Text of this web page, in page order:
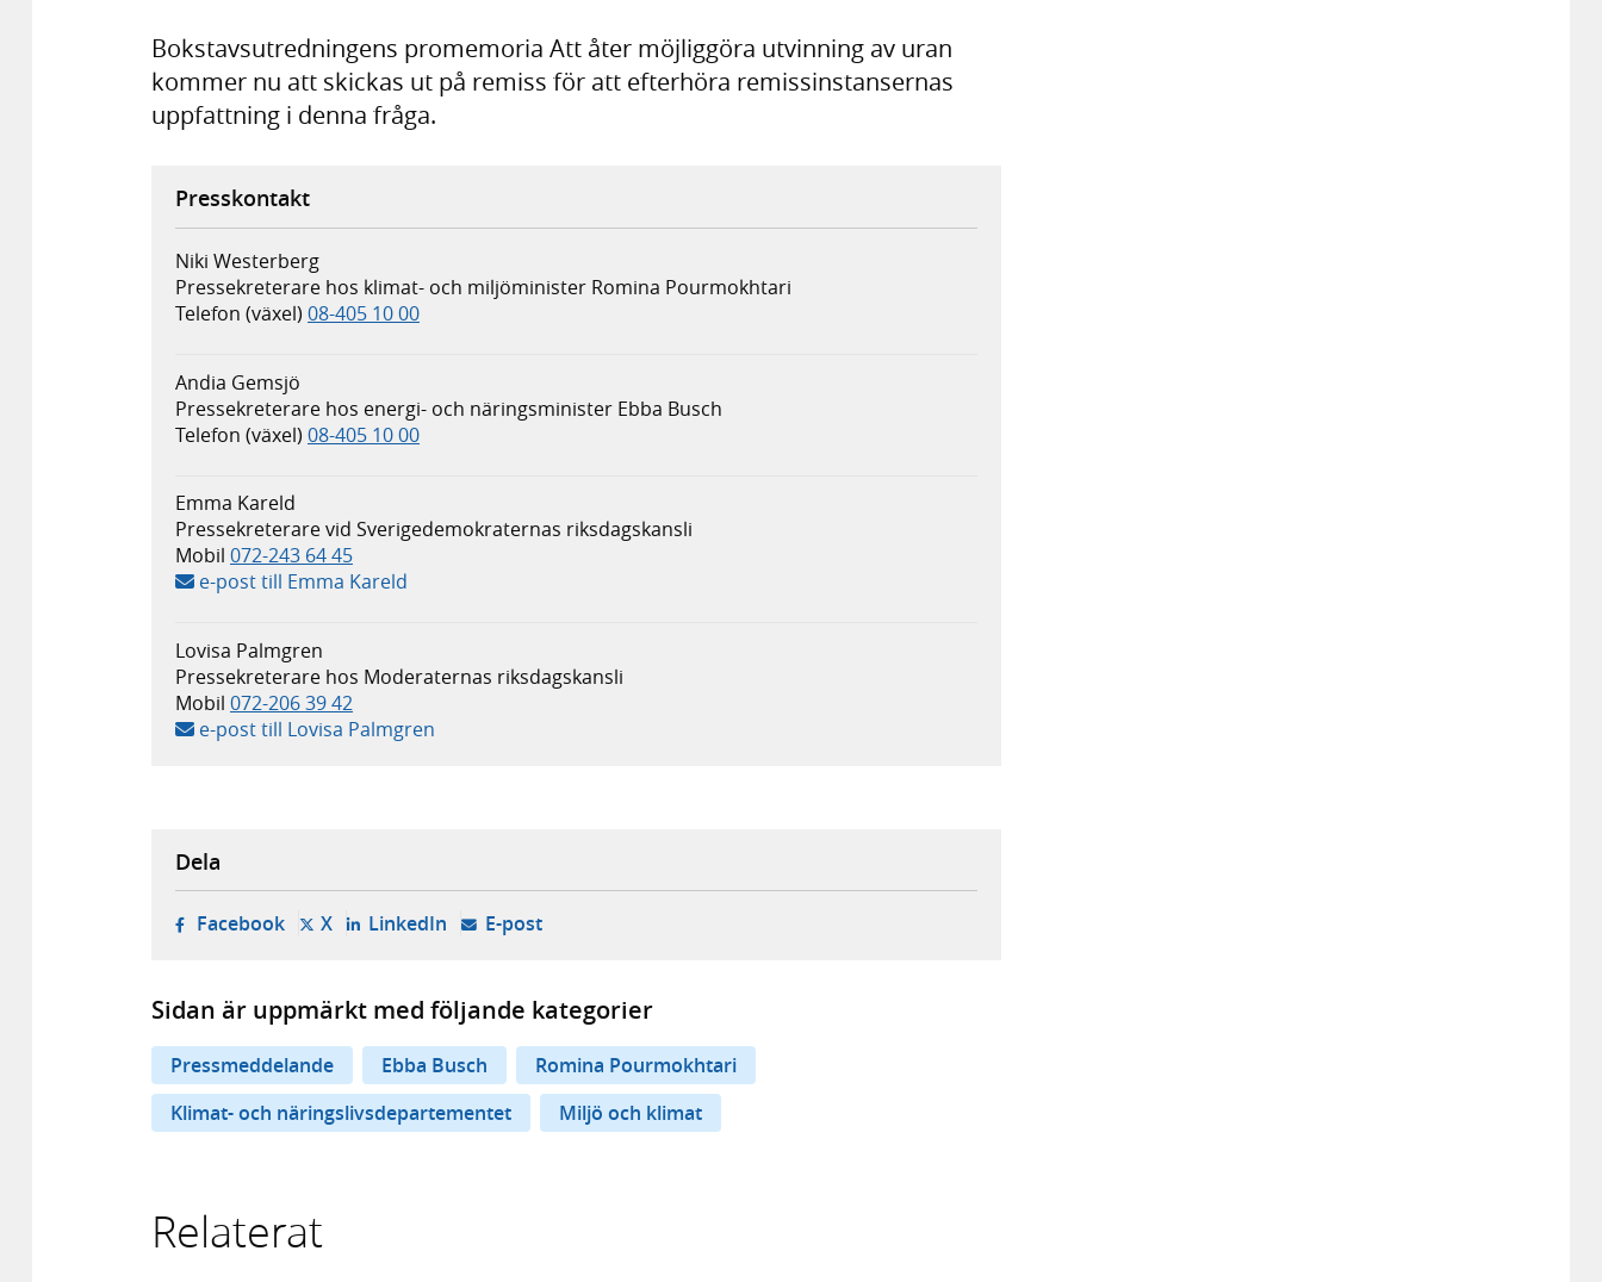
Bokstavsutredningens promemoria Att åter möjliggöra utvinning av uran
kommer nu att skickas ut på remiss för att efterhöra remissinstansernas
uppfattning i denna fråga.
Presskontakt
Niki Westerberg
Pressekreterare hos klimat- och miljöminister Romina Pourmokhtari
Telefon (växel) 08-405 10 00
Andia Gemsjö
Pressekreterare hos energi- och näringsminister Ebba Busch
Telefon (växel) 08-405 10 00
Emma Kareld
Pressekreterare vid Sverigedemokraternas riksdagskansli
Mobil 072-243 64 45
e-post till Emma Kareld
Lovisa Palmgren
Pressekreterare hos Moderaternas riksdagskansli
Mobil 072-206 39 42
e-post till Lovisa Palmgren
Dela
Facebook- öppnas i ny flik, extern webbplats,
X- öppnas i ny flik, extern webbplats,
LinkedIn- öppnas i ny flik, extern webbplats,
E-post- öppnar din e-postklient,
Sidan är uppmärkt med följande kategorier
Pressmeddelande Ebba Busch
Romina Pourmokhtari
Klimat- och näringslivsdepartementet
Miljö och klimat
Relaterat